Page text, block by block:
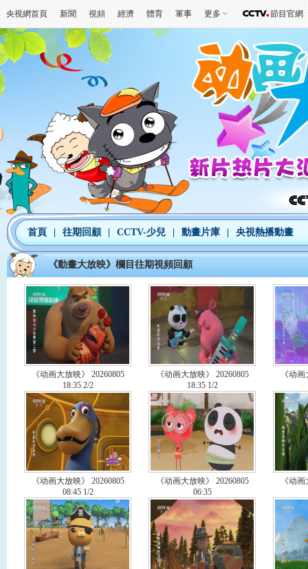
央視網首頁 新聞 視頻 經濟 體育 軍事 更多 節目官網
首頁 往期回顧 CCTV-少兒 動畫片庫 央視熱播動畫
《動畫大放映》欄目往期視頻回顧
《动画大放映》 20260805
18:35 2/2
《动画大放映》 20260805
18:35 1/2
《动
《动画大放映》 20260805
08:45 1/2
《动画大放映》 20260805
06:35
《动